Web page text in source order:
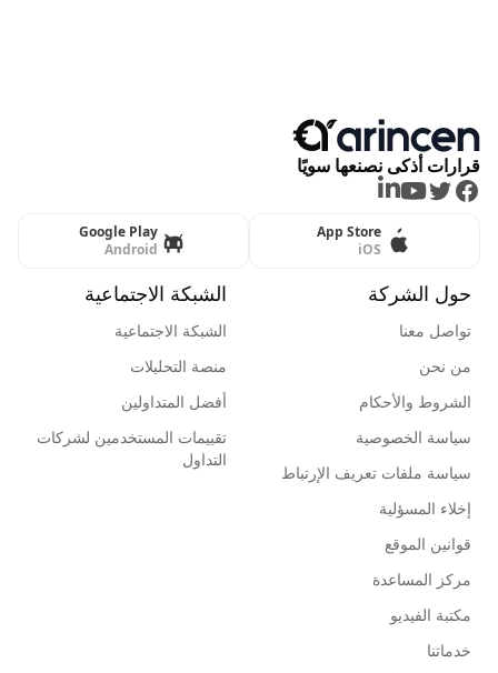
قرارات أذكى نصنعها سويًا
Facebook
Twitter
Youtube
LinkedIn
App Store
iOS
Google Play
Android
حول الشركة
تواصل معنا
من نحن
الشروط والأحكام
سياسة الخصوصية
سياسة ملفات تعريف الإرتباط
إخلاء المسؤلية
قوانين الموقع
مركز المساعدة
مكتبة الفيديو
خدماتنا
الشبكة الاجتماعية
الشبكة الاجتماعية
منصة التحليلات
أفضل المتداولين
تقييمات المستخدمين لشركات
التداول